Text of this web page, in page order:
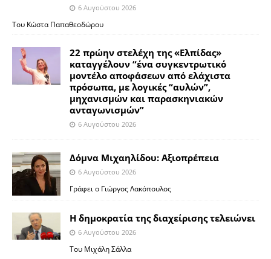
6 Αυγούστου 2026
Του Κώστα Παπαθεοδώρου
22 πρώην στελέχη της «Ελπίδας»
καταγγέλουν “ένα συγκεντρωτικό
μοντέλο αποφάσεων από ελάχιστα
πρόσωπα, με λογικές “αυλών”,
μηχανισμών και παρασκηνιακών
ανταγωνισμών”
6 Αυγούστου 2026
Δόμνα Μιχαηλίδου: Αξιοπρέπεια
6 Αυγούστου 2026
Γράφει ο Γιώργος Λακόπουλος
Η δημοκρατία της διαχείρισης τελειώνει
6 Αυγούστου 2026
Του Μιχάλη Σάλλα